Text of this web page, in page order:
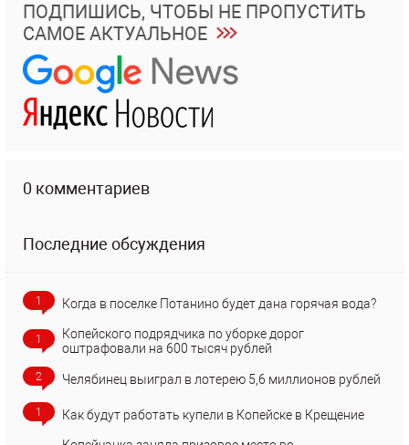
ПОДПИШИСЬ, ЧТОБЫ НЕ ПРОПУСТИТЬ
САМОЕ АКТУАЛЬНОЕ
0 комментариев
Последние обсуждения
1 Когда в поселке Потанино будет дана горячая вода?
1
Копейского подрядчика по уборке дорог
оштрафовали на 600 тысяч рублей
2 Челябинец выиграл в лотерею 5,6 миллионов рублей
1 Как будут работать купели в Копейске в Крещение